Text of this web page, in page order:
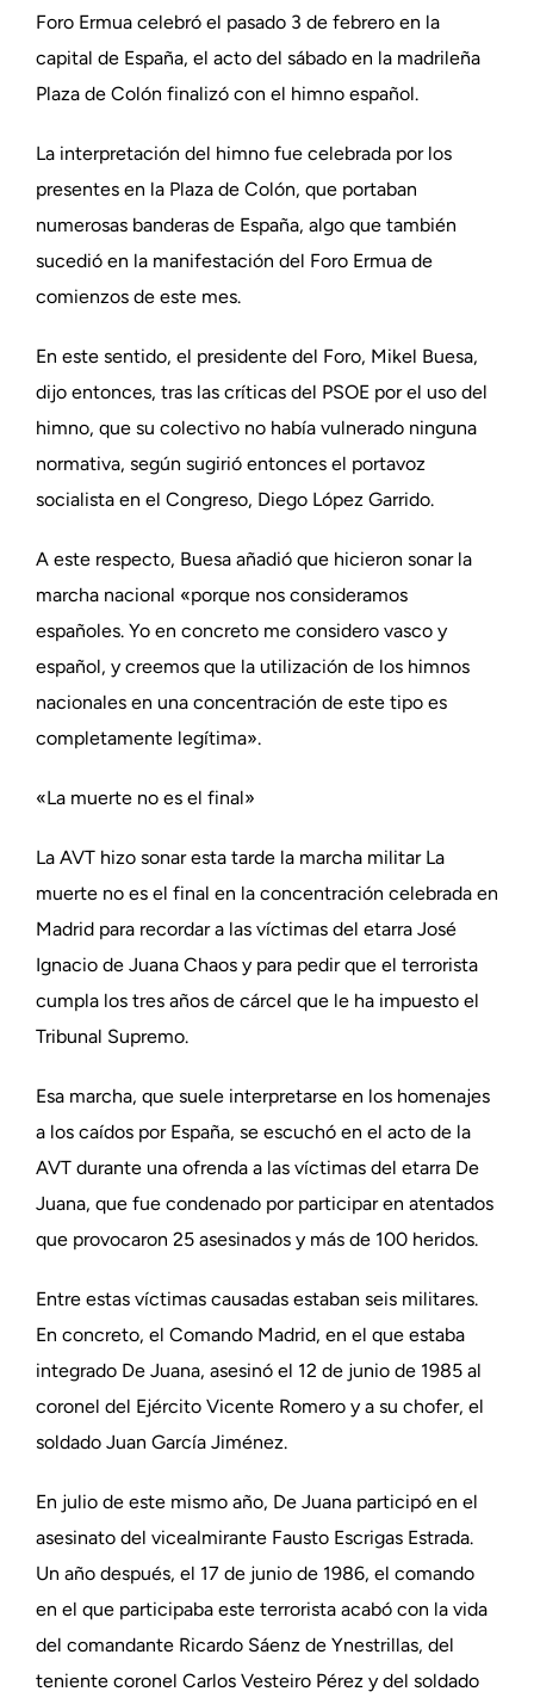
Foro Ermua celebró el pasado 3 de febrero en la
capital de España, el acto del sábado en la madrileña
Plaza de Colón finalizó con el himno español.
La interpretación del himno fue celebrada por los
presentes en la Plaza de Colón, que portaban
numerosas banderas de España, algo que también
sucedió en la manifestación del Foro Ermua de
comienzos de este mes.
En este sentido, el presidente del Foro, Mikel Buesa,
dijo entonces, tras las críticas del PSOE por el uso del
himno, que su colectivo no había vulnerado ninguna
normativa, según sugirió entonces el portavoz
socialista en el Congreso, Diego López Garrido.
A este respecto, Buesa añadió que hicieron sonar la
marcha nacional «porque nos consideramos
españoles. Yo en concreto me considero vasco y
español, y creemos que la utilización de los himnos
nacionales en una concentración de este tipo es
completamente legítima».
«La muerte no es el final»
La AVT hizo sonar esta tarde la marcha militar La
muerte no es el final en la concentración celebrada en
Madrid para recordar a las víctimas del etarra José
Ignacio de Juana Chaos y para pedir que el terrorista
cumpla los tres años de cárcel que le ha impuesto el
Tribunal Supremo.
Esa marcha, que suele interpretarse en los homenajes
a los caídos por España, se escuchó en el acto de la
AVT durante una ofrenda a las víctimas del etarra De
Juana, que fue condenado por participar en atentados
que provocaron 25 asesinados y más de 100 heridos.
Entre estas víctimas causadas estaban seis militares.
En concreto, el Comando Madrid, en el que estaba
integrado De Juana, asesinó el 12 de junio de 1985 al
coronel del Ejército Vicente Romero y a su chofer, el
soldado Juan García Jiménez.
En julio de este mismo año, De Juana participó en el
asesinato del vicealmirante Fausto Escrigas Estrada.
Un año después, el 17 de junio de 1986, el comando
en el que participaba este terrorista acabó con la vida
del comandante Ricardo Sáenz de Ynestrillas, del
teniente coronel Carlos Vesteiro Pérez y del soldado